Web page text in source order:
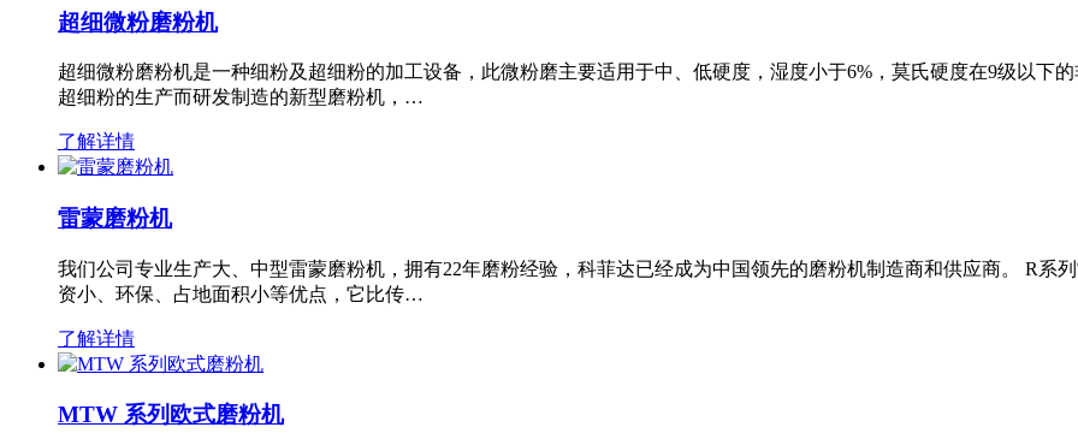
超细微粉磨粉机
超细微粉磨粉机是一种细粉及超细粉的加工设备，此微粉磨主要适用于中、低硬度，湿度小于6%，莫氏硬度在9级以下
超细粉的生产而研发制造的新型磨粉机，…
了解详情
雷蒙磨粉机
我们公司专业生产大、中型雷蒙磨粉机，拥有22年磨粉经验，科菲达已经成为中国领先的磨粉机制造商和供应商。 R系
资小、环保、占地面积小等优点，它比传…
了解详情
MTW 系列欧式磨粉机